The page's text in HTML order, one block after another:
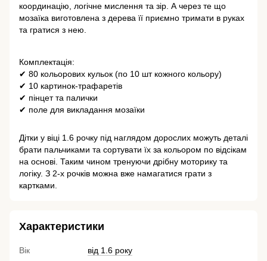
координацію, логічне мислення та зір. А через те що
мозаїка виготовлена з дерева її приємно тримати в руках
та гратися з нею.
Комплектація:
✔ 80 кольорових кульок (по 10 шт кожного кольору)
✔ 10 картинок-трафаретів
✔ пінцет та палички
✔ поле для викладання мозаїки
Дітки у віці 1.6 рочку під наглядом дорослих можуть деталі
брати пальчиками та сортувати їх за кольором по відсікам
на основі. Таким чином тренуючи дрібну моторику та
логіку. З 2-х рочків можна вже намагатися грати з
картками.
Характеристики
Вік
від 1.6 року